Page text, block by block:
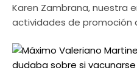
Karen Zambrana, nuestra
actividades de promoción